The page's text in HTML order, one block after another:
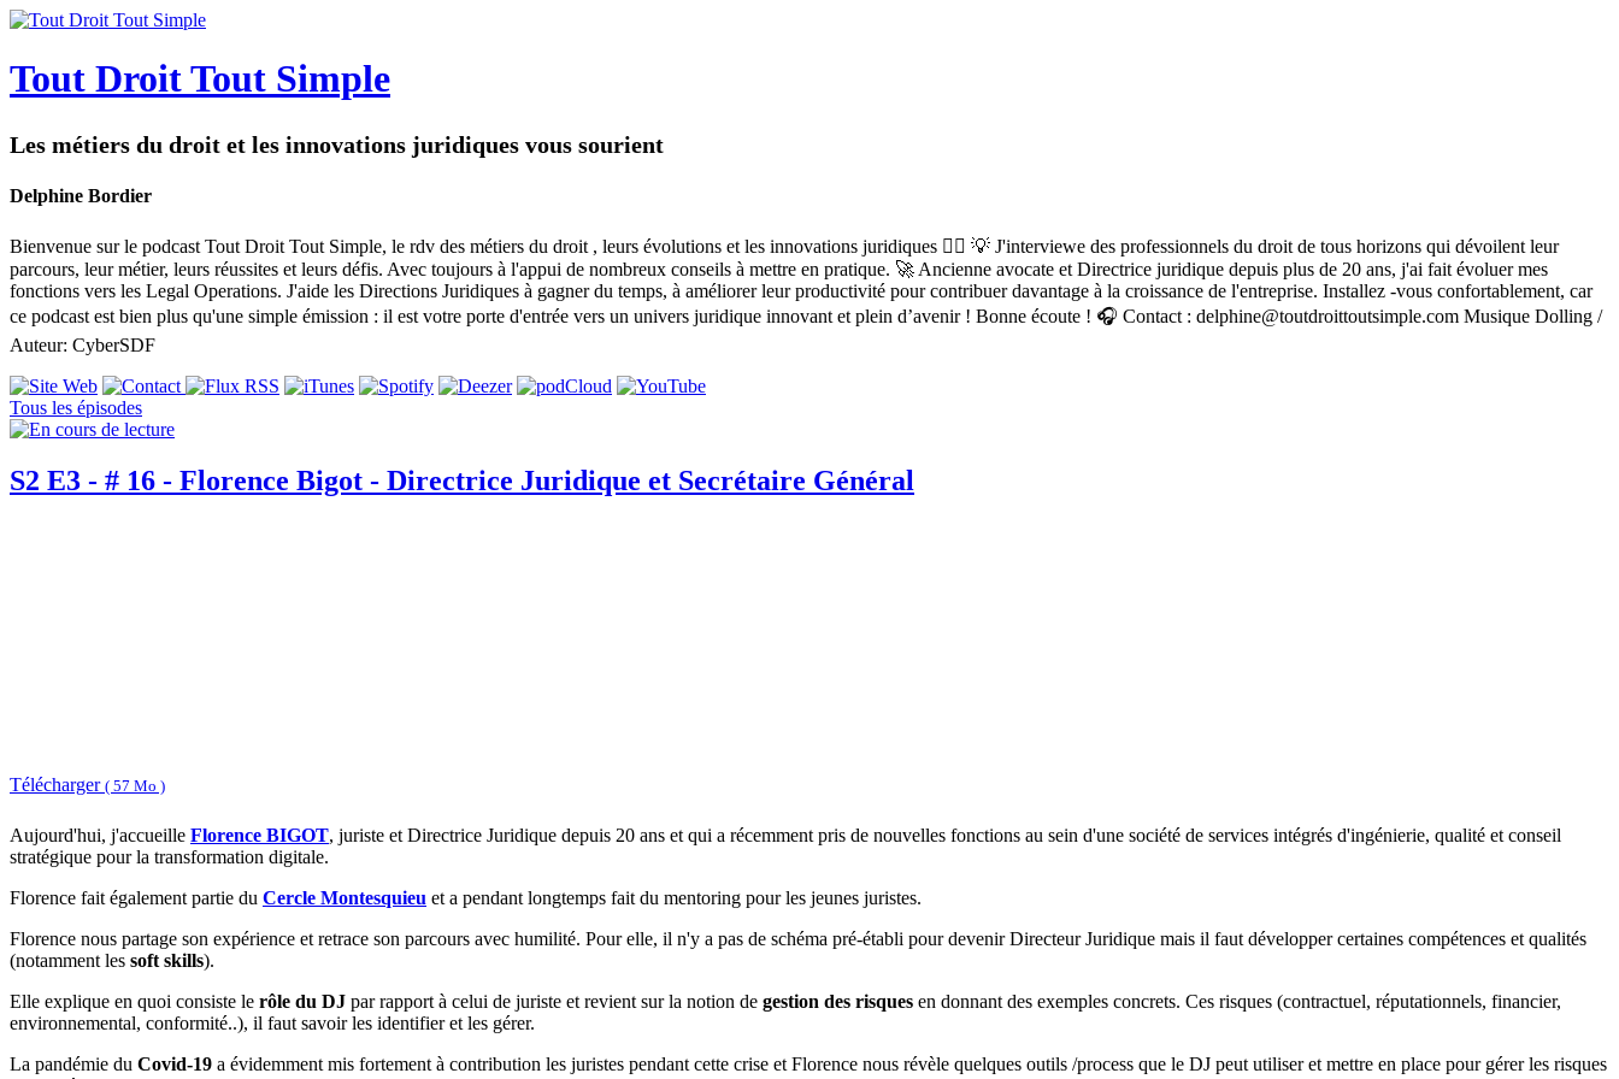
Tout Droit Tout Simple
Les métiers du droit et les innovations juridiques vous sourient
Delphine Bordier
Bienvenue sur le podcast Tout Droit Tout Simple, le rdv des métiers du droit , leurs évolutions et les innovations juridiques 👩‍⚖️ 💡 J'interviewe des professionnels du droit de tous horizons qui dévoilent leur
parcours, leur métier, leurs réussites et leurs défis. Avec toujours à l'appui de nombreux conseils à mettre en pratique. 🚀 Ancienne avocate et Directrice juridique depuis plus de 20 ans, j'ai fait évoluer mes
fonctions vers les Legal Operations. J'aide les Directions Juridiques à gagner du temps, à améliorer leur productivité pour contribuer davantage à la croissance de l'entreprise. Installez -vous confortablement, car
ce podcast est bien plus qu'une simple émission : il est votre porte d'entrée vers un univers juridique innovant et plein d’avenir ! Bonne écoute ! 🎧 Contact : delphine@toutdroittoutsimple.com Musique Dolling /
Auteur: CyberSDF
Tous les épisodes
S2 E3 - # 16 - Florence Bigot - Directrice Juridique et Secrétaire Général
Télécharger ( 57 Mo )
Aujourd'hui, j'accueille Florence BIGOT, juriste et Directrice Juridique depuis 20 ans et qui a récemment pris de nouvelles fonctions au sein d'une société de services intégrés d'ingénierie, qualité et conseil
stratégique pour la transformation digitale.
Florence fait également partie du Cercle Montesquieu et a pendant longtemps fait du mentoring pour les jeunes juristes.
Florence nous partage son expérience et retrace son parcours avec humilité. Pour elle, il n'y a pas de schéma pré-établi pour devenir Directeur Juridique mais il faut développer certaines compétences et qualités
(notamment les soft skills).
Elle explique en quoi consiste le rôle du DJ par rapport à celui de juriste et revient sur la notion de gestion des risques en donnant des exemples concrets. Ces risques (contractuel, réputationnels, financier,
environnemental, conformité..), il faut savoir les identifier et les gérer.
La pandémie du Covid-19 a évidemment mis fortement à contribution les juristes pendant cette crise et Florence nous révèle quelques outils /process que le DJ peut utiliser et mettre en place pour gérer les risques